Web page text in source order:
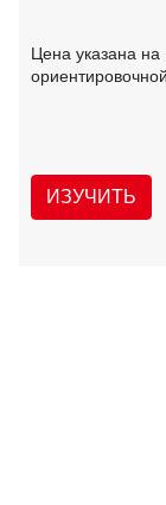
Цена указана
ориентировочной.
ИЗУЧИТЬ